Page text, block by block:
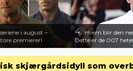
i august –
premierer!
4.Hvem blir den
Dette er de 007
skjærgårdsidyll som